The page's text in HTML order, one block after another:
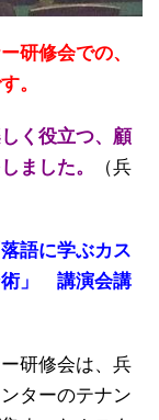
研修会での、
。
く役立つ、顧
ました。
（兵
語に学ぶカス
術」 講演会講
研修会は、兵
ターのテナン